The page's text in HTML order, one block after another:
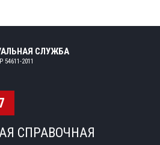
СЛУЖБА
54611-2011
СПРАВОЧНАЯ